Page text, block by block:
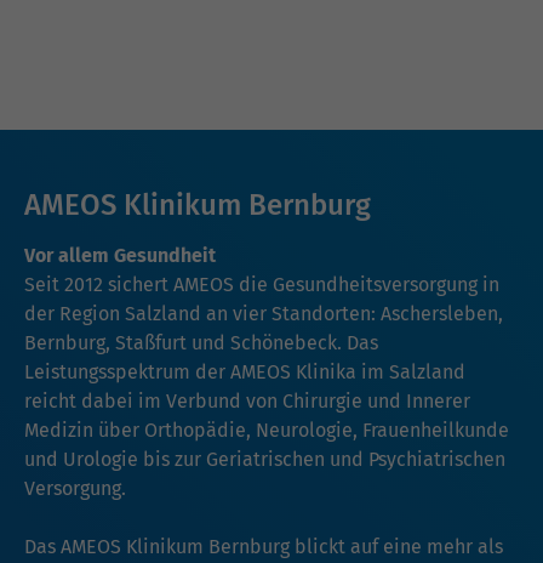
AMEOS Klinikum Bernburg
Vor allem Gesundheit
Seit 2012 sichert AMEOS die Gesundheitsversorgung in
der Region Salzland an vier Standorten: Aschersleben,
Bernburg, Staßfurt und Schönebeck. Das
Leistungsspektrum der AMEOS Klinika im Salzland
reicht dabei im Verbund von Chirurgie und Innerer
Medizin über Orthopädie, Neurologie, Frauenheilkunde
und Urologie bis zur Geriatrischen und Psychiatrischen
Versorgung.
Das AMEOS Klinikum Bernburg blickt auf eine mehr als